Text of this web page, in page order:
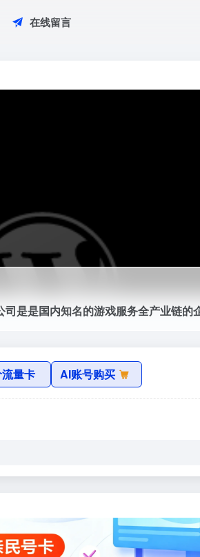
在线留言
量卡 AI账号购买